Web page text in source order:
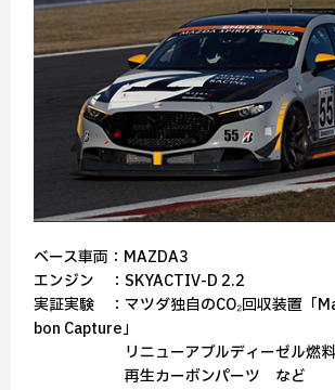
ベース車両：MAZDA3
エンジン ：SKYACTIV-D 2.2
実証実験 ：マツダ独自のCO₂回収装置「
bon Capture」
リニューアブルディーゼル燃料（
再生カーボンパーツ など